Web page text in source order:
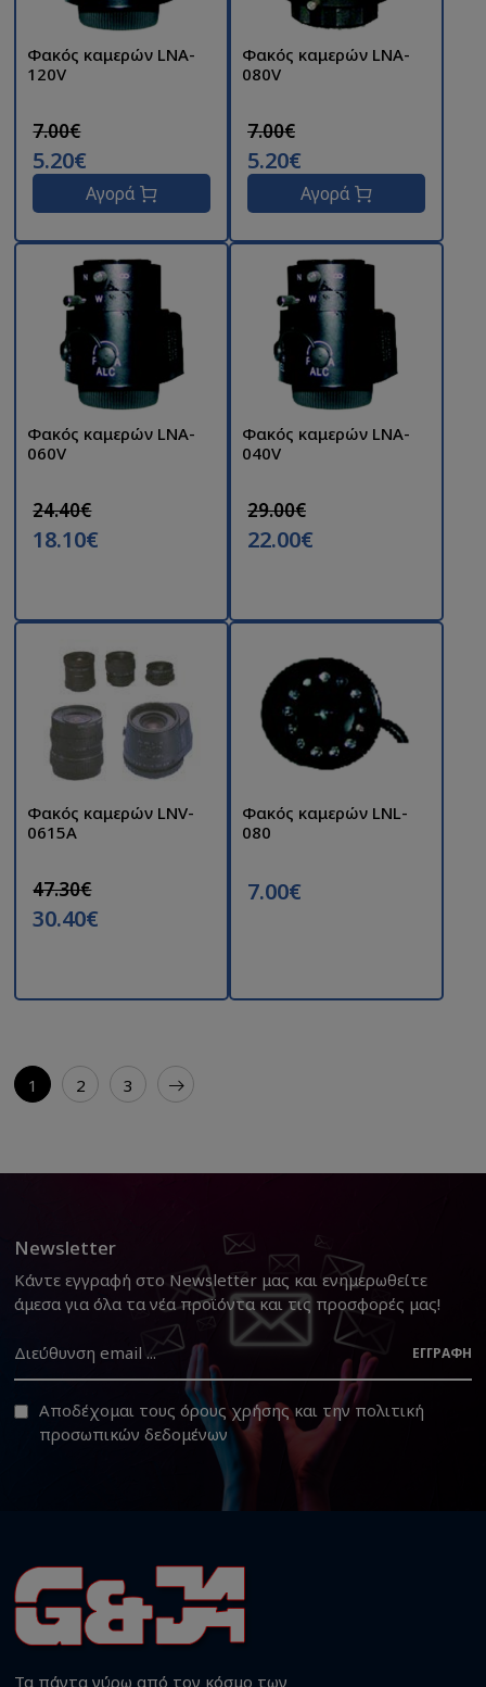
Φακός καμερών LNA-
120V
7.00€
5.20€
Αγορά
Φακός καμερών LNA-
080V
7.00€
5.20€
Αγορά
Φακός καμερών LNA-
060V
24.40€
18.10€
Φακός καμερών LNA-
040V
29.00€
22.00€
Φακός καμερών LNV-
0615A
47.30€
30.40€
Φακός καμερών LNL-
080
7.00€
1 2 3
Newsletter
Κάντε εγγραφή στο Newsletter μας και ενημερωθείτε
άμεσα για όλα τα νέα προϊόντα και τις προσφορές μας!
ΕΓΓΡΑΦΉ
Αποδέχομαι τουςόρους χρήσηςκαι τηνπολιτική
προσωπικών δεδομένων
Τα πάντα γύρω από τον κόσμο των